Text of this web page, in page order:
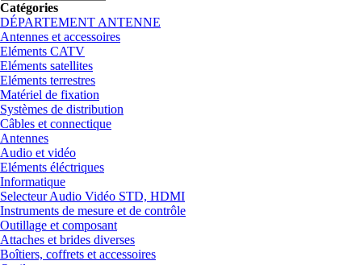
Catégories
DÉPARTEMENT ANTENNE
Antennes et accessoires
Eléments CATV
Eléments satellites
Eléments terrestres
Matériel de fixation
Systèmes de distribution
Câbles et connectique
Antennes
Audio et vidéo
Eléments éléctriques
Informatique
Selecteur Audio Vidéo STD, HDMI
Instruments de mesure et de contrôle
Outillage et composant
Attaches et brides diverses
Boîtiers, coffrets et accessoires